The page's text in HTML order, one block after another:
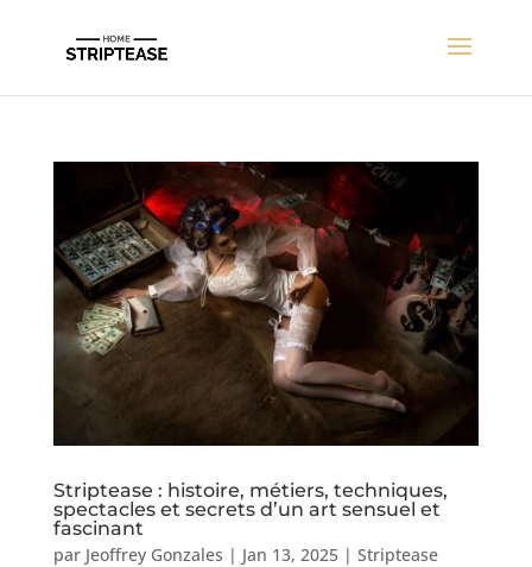
Striptease : histoire, métiers, techniques,
spectacles et secrets d’un art sensuel et
fascinant
par Jeoffrey Gonzales | Jan 13, 2025| Striptease